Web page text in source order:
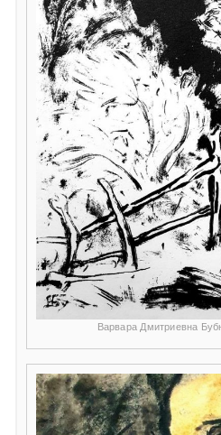
Варвара Дмитриевна